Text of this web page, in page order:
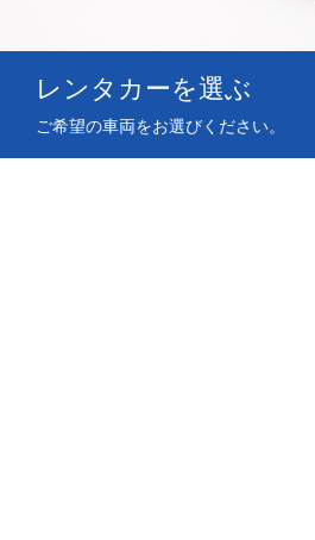
レンタカーを選ぶ
ご希望の車両をお選びください。